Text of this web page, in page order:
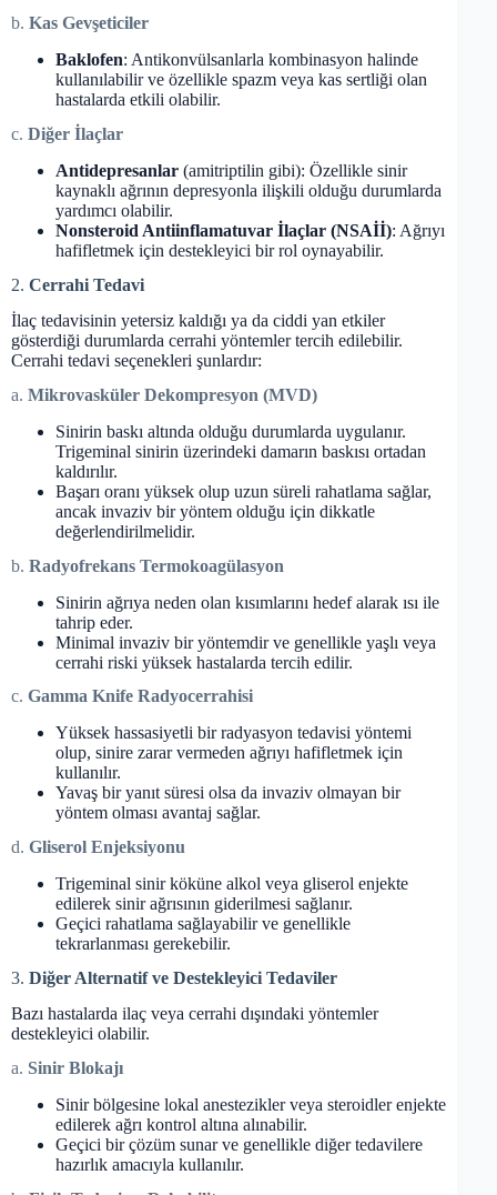
b. Kas Gevşeticiler
Baklofen: Antikonvülsanlarla kombinasyon halinde
kullanılabilir ve özellikle spazm veya kas sertliği olan
hastalarda etkili olabilir.
c. Diğer İlaçlar
Antidepresanlar (amitriptilin gibi): Özellikle sinir
kaynaklı ağrının depresyonla ilişkili olduğu durumlarda
yardımcı olabilir.
Nonsteroid Antiinflamatuvar İlaçlar (NSAİİ): Ağrıyı
hafifletmek için destekleyici bir rol oynayabilir.
2. Cerrahi Tedavi
İlaç tedavisinin yetersiz kaldığı ya da ciddi yan etkiler
gösterdiği durumlarda cerrahi yöntemler tercih edilebilir.
Cerrahi tedavi seçenekleri şunlardır:
a. Mikrovasküler Dekompresyon (MVD)
Sinirin baskı altında olduğu durumlarda uygulanır.
Trigeminal sinirin üzerindeki damarın baskısı ortadan
kaldırılır.
Başarı oranı yüksek olup uzun süreli rahatlama sağlar,
ancak invaziv bir yöntem olduğu için dikkatle
değerlendirilmelidir.
b. Radyofrekans Termokoagülasyon
Sinirin ağrıya neden olan kısımlarını hedef alarak ısı ile
tahrip eder.
Minimal invaziv bir yöntemdir ve genellikle yaşlı veya
cerrahi riski yüksek hastalarda tercih edilir.
c. Gamma Knife Radyocerrahisi
Yüksek hassasiyetli bir radyasyon tedavisi yöntemi
olup, sinire zarar vermeden ağrıyı hafifletmek için
kullanılır.
Yavaş bir yanıt süresi olsa da invaziv olmayan bir
yöntem olması avantaj sağlar.
d. Gliserol Enjeksiyonu
Trigeminal sinir köküne alkol veya gliserol enjekte
edilerek sinir ağrısının giderilmesi sağlanır.
Geçici rahatlama sağlayabilir ve genellikle
tekrarlanması gerekebilir.
3. Diğer Alternatif ve Destekleyici Tedaviler
Bazı hastalarda ilaç veya cerrahi dışındaki yöntemler
destekleyici olabilir.
a. Sinir Blokajı
Sinir bölgesine lokal anestezikler veya steroidler enjekte
edilerek ağrı kontrol altına alınabilir.
Geçici bir çözüm sunar ve genellikle diğer tedavilere
hazırlık amacıyla kullanılır.